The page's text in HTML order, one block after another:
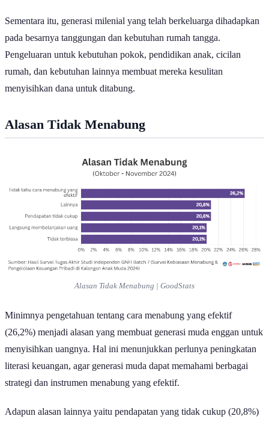
Sementara itu, generasi milenial yang telah berkeluarga dihadapkan
pada besarnya tanggungan dan kebutuhan rumah tangga.
Pengeluaran untuk kebutuhan pokok, pendidikan anak, cicilan
rumah, dan kebutuhan lainnya membuat mereka kesulitan
menyisihkan dana untuk ditabung.
Alasan Tidak Menabung
Alasan Tidak Menabung | GoodStats
Minimnya pengetahuan tentang cara menabung yang efektif
(26,2%) menjadi alasan yang membuat generasi muda enggan untuk
menyisihkan uangnya. Hal ini menunjukkan perlunya peningkatan
literasi keuangan, agar generasi muda dapat memahami berbagai
strategi dan instrumen menabung yang efektif.
Adapun alasan lainnya yaitu pendapatan yang tidak cukup (20,8%)